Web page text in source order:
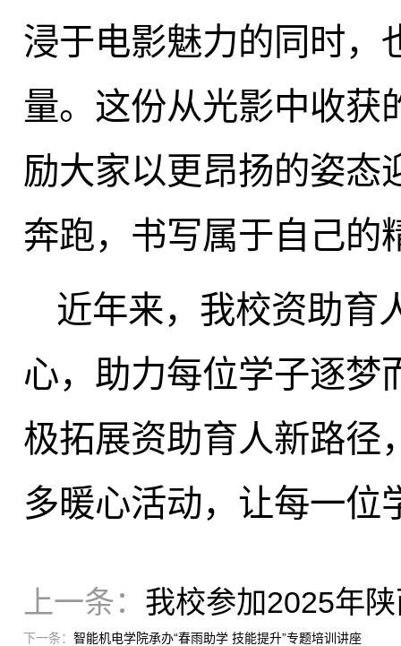
浸于电影魅力的同时，
量。这份从光影中收获
励大家以更昂扬的姿态
奔跑，书写属于自己的
近年来，我校资助育
心，助力每位学子逐梦
极拓展资助育人新路径
多暖心活动，让每一位
上一条： 我校参加2025年
下一条： 智能机电学院承办“春雨助学 技能提升”专题培训讲座